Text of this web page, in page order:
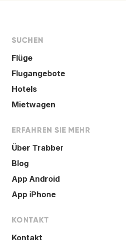
SUCHEN
Flüge
Flugangebote
Hotels
Mietwagen
ERFAHREN SIE MEHR
Über Trabber
Blog
App Android
App iPhone
KONTAKT
Kontakt